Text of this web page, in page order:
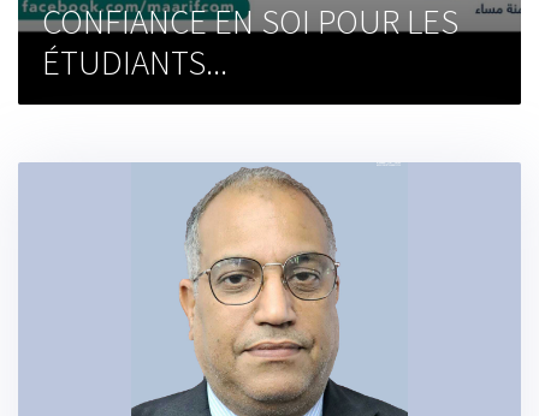
CONFIANCE EN SOI POUR LES
ÉTUDIANTS...